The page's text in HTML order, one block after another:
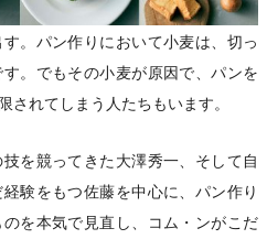
。パン作りにおいて小麦は、切っ
。でもその小麦が原因で、パンを
れてしまう人たちもいます。
を競ってきた大澤秀一、そして自
験をもつ佐藤を中心に、パン作り
を本気で見直し、コム・ンがこだ